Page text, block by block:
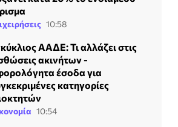
10:58
ΑΑΔΕ: Τι αλλάζει στις
ακινήτων -
έσοδα για
κατηγορίες
10:54